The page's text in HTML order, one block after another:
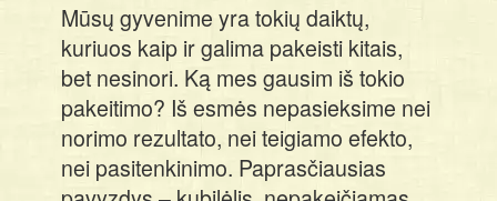
Mūsų gyvenime yra tokių daiktų,
kuriuos kaip ir galima pakeisti kitais,
bet nesinori. Ką mes gausim iš tokio
pakeitimo? Iš esmės nepasieksime nei
norimo rezultato, nei teigiamo efekto,
nei pasitenkinimo. Paprasčiausias